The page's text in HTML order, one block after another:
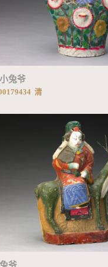
兔爷
清
加载中...
爷